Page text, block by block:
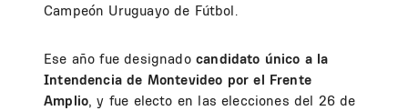
Campeón Uruguayo de Fútbol.
Ese año fue designado candidato único a la
Intendencia de Montevideo por el Frente
Amplio, y fue electo en las elecciones del 26 de